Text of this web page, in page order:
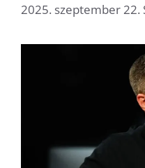
2025. szeptember 22.